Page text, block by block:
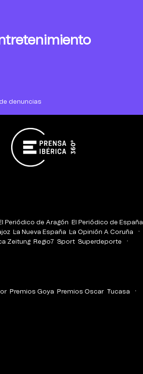
denuncias
Periódico de Aragón
El Periódico de España
La Nueva España
La Opinión A Coruña
Zeitung Regio7 Sport Superdeporte
Premios Goya Premios Oscar
Tucasa